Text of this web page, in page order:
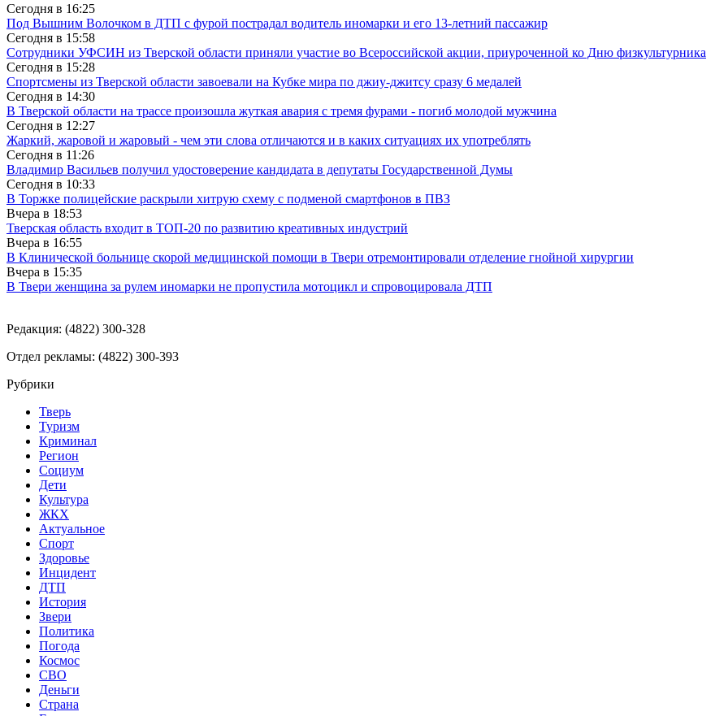
Сегодня в 16:25
Под Вышним Волочком в ДТП с фурой пострадал водитель иномарки и его 13-летний пассажир
Сегодня в 15:58
Сотрудники УФСИН из Тверской области приняли участие во Всероссийской акции, приуроченной ко Дню физкультурника
Сегодня в 15:28
Спортсмены из Тверской области завоевали на Кубке мира по джиу-джитсу сразу 6 медалей
Сегодня в 14:30
В Тверской области на трассе произошла жуткая авария с тремя фурами - погиб молодой мужчина
Сегодня в 12:27
Жаркий, жаровой и жаровый - чем эти слова отличаются и в каких ситуациях их употреблять
Сегодня в 11:26
Владимир Васильев получил удостоверение кандидата в депутаты Государственной Думы
Сегодня в 10:33
В Торжке полицейские раскрыли хитрую схему с подменой смартфонов в ПВЗ
Вчера в 18:53
Тверская область входит в ТОП-20 по развитию креативных индустрий
Вчера в 16:55
В Клинической больнице скорой медицинской помощи в Твери отремонтировали отделение гнойной хирургии
Вчера в 15:35
В Твери женщина за рулем иномарки не пропустила мотоцикл и спровоцировала ДТП
Редакция: (4822) 300-328
Отдел рекламы: (4822) 300-393
Рубрики
Тверь
Туризм
Криминал
Регион
Социум
Дети
Культура
ЖКХ
Актуальное
Спорт
Здоровье
Инцидент
ДТП
История
Звери
Политика
Погода
Космос
СВО
Деньги
Страна